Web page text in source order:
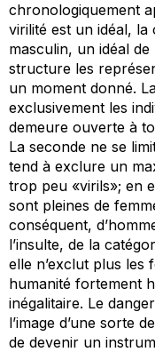
chronologiquement
virilité est un idéal,
masculin, un idéal
structure les
un moment donné.
exclusivement les
demeure ouverte à
La seconde ne se
tend à exclure un
trop peu «virils»; en
sont pleines de
conséquent,
l’insulte, de la
elle n’exclut plus les
humanité fortement
inégalitaire. Le
l’image d’une sorte
de devenir un